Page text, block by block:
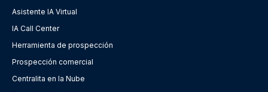
Asistente IA Virtual
IA Call Center
Herramienta de prospección
Prospección comercial
Centralita en la Nube